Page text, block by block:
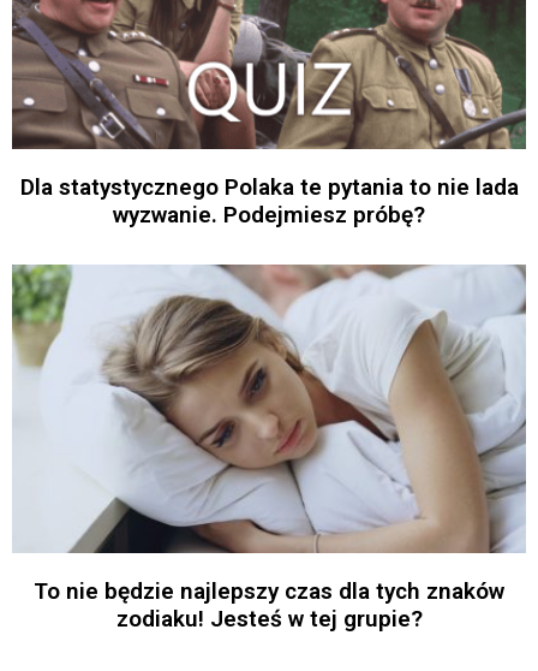
Dla statystycznego Polaka te pytania to nie lada
wyzwanie. Podejmiesz próbę?
To nie będzie najlepszy czas dla tych znaków
zodiaku! Jesteś w tej grupie?